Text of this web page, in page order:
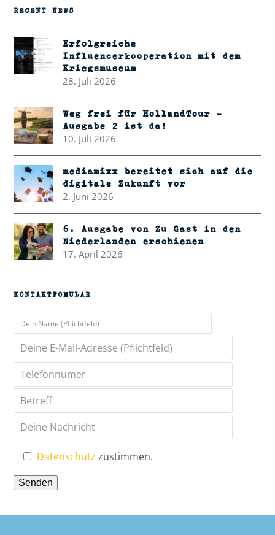
RECENT NEWS
Erfolgreiche
Influencerkooperation mit dem
Kriegsmuseum
28. Juli 2026
Weg frei für HollandTour –
Ausgabe 2 ist da!
10. Juli 2026
mediamixx bereitet sich auf die
digitale Zukunft vor
2. Juni 2026
6. Ausgabe von Zu Gast in den
Niederlanden erschienen
17. April 2026
KONTAKTFOMULAR
Datenschutz zustimmen.